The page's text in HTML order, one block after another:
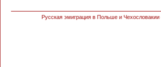
Русская эмиграция в Польше и Чехословакии